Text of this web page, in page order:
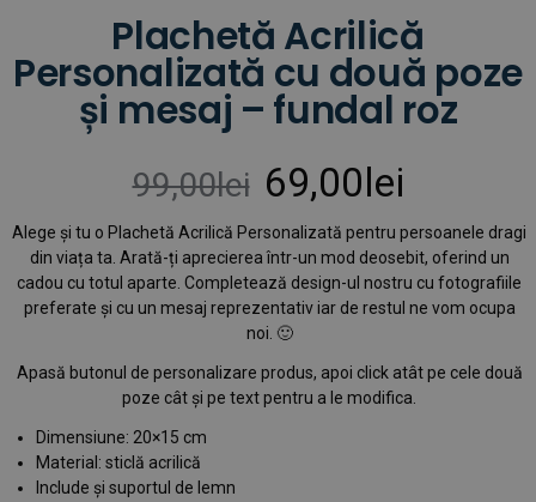
Plachetă Acrilică
Personalizată cu două poze
și mesaj – fundal roz
99,00lei 69,00lei
Alege și tu o Plachetă Acrilică Personalizată pentru persoanele dragi
din viața ta. Arată-ți aprecierea într-un mod deosebit, oferind un
cadou cu totul aparte. Completează design-ul nostru cu fotografiile
preferate și cu un mesaj reprezentativ iar de restul ne vom ocupa
noi. 🙂
Apasă butonul de personalizare produs, apoi click atât pe cele două
poze cât și pe text pentru a le modifica.
Dimensiune: 20×15 cm
Material: sticlă acrilică
Include și suportul de lemn